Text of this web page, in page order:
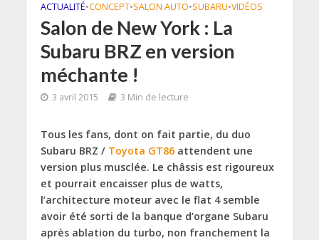
ACTUALITÉ•CONCEPT•SALON AUTO•SUBARU•VIDÉOS
Salon de New York : La
Subaru BRZ en version
méchante !
3 avril 2015 3 Min de lecture
Tous les fans, dont on fait partie, du duo
Subaru BRZ / Toyota GT86attendent une
version plus musclée. Le châssis est rigoureux
et pourrait encaisser plus de watts,
l’architecture moteur avec le flat 4 semble
avoir été sorti de la banque d’organe Subaru
après ablation du turbo, non franchement la